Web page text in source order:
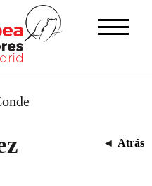
◄ Atrás